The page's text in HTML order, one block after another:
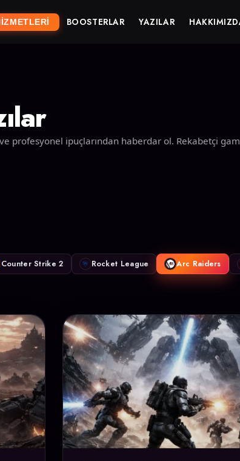
BOOSTERLAR YAZILAR
profesyonel ipuçlarından haberdar ol. Rekabetçi
Counter Strike 2 Rocket League Arc Raiders